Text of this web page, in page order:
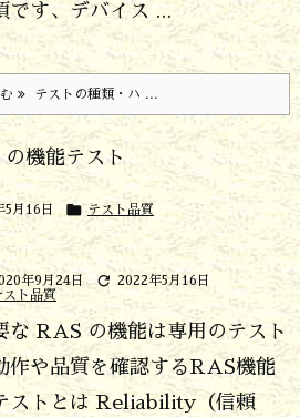
です、デバイス ...
テストの種類・ハ ...
機能テスト
5月16日  テスト品質
年9月24日  2022年5月16日
スト品質
な RAS の機能は専用のテスト
作や品質を確認するRAS機能
ストとは Reliability（信頼